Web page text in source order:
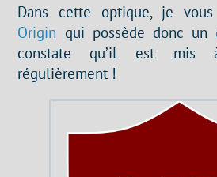
Dans cette optique, je
Origin qui possède donc un
constate qu’il est mis
régulièrement !